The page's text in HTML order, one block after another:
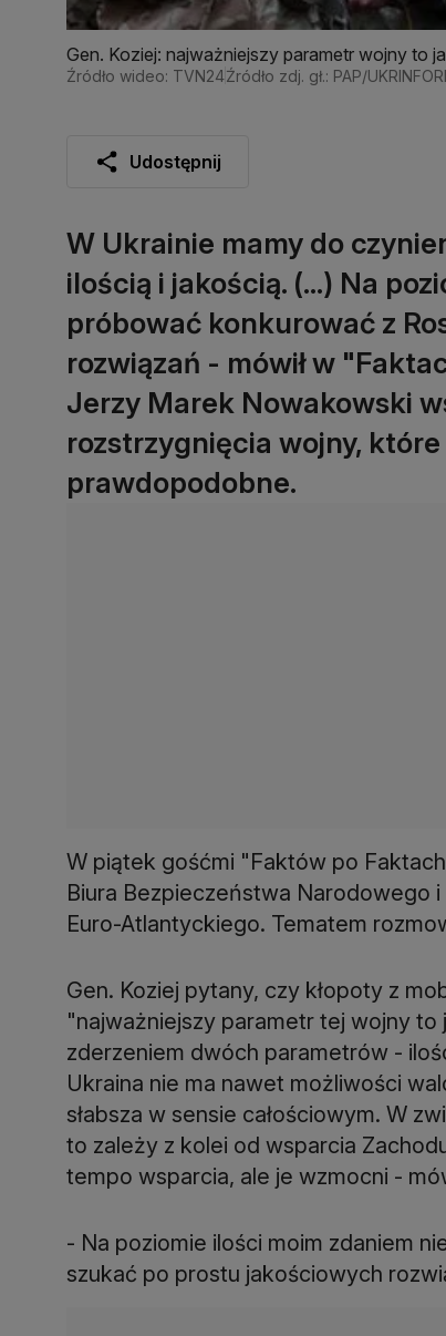
Gen. Koziej: najważniejszy parametr wojny to
Źródło wideo: TVN24Źródło zdj. gł.: PAP/
Udostępnij
W Ukrainie mamy do
ilością i jakością. (...) Na
próbować konkurować z
rozwiązań - mówił w
Jerzy Marek Nowakowski
rozstrzygnięcia wojny,
prawdopodobne.
W piątek gośćmi "Faktów po
Biura Bezpieczeństwa Narodowego
Euro-Atlantyckiego. Tematem
Gen. Koziej pytany, czy kłopoty z
"najważniejszy parametr tej wojny
zderzeniem dwóch parametrów -
Ukraina nie ma nawet możliwości
słabsza w sensie całościowym. W
to zależy z kolei od wsparcia
tempo wsparcia, ale je wzmocni -
- Na poziomie ilości moim zdaniem
szukać po prostu jakościowych